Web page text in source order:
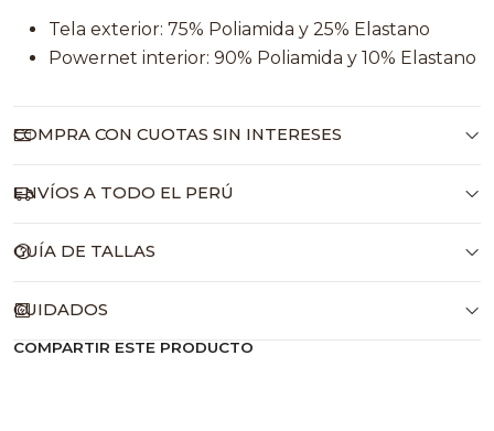
Tela exterior: 75% Poliamida y 25% Elastano
Powernet interior: 90% Poliamida y 10% Elastano
COMPRA CON CUOTAS SIN INTERESES
ENVÍOS A TODO EL PERÚ
GUÍA DE TALLAS
CUIDADOS
COMPARTIR ESTE PRODUCTO